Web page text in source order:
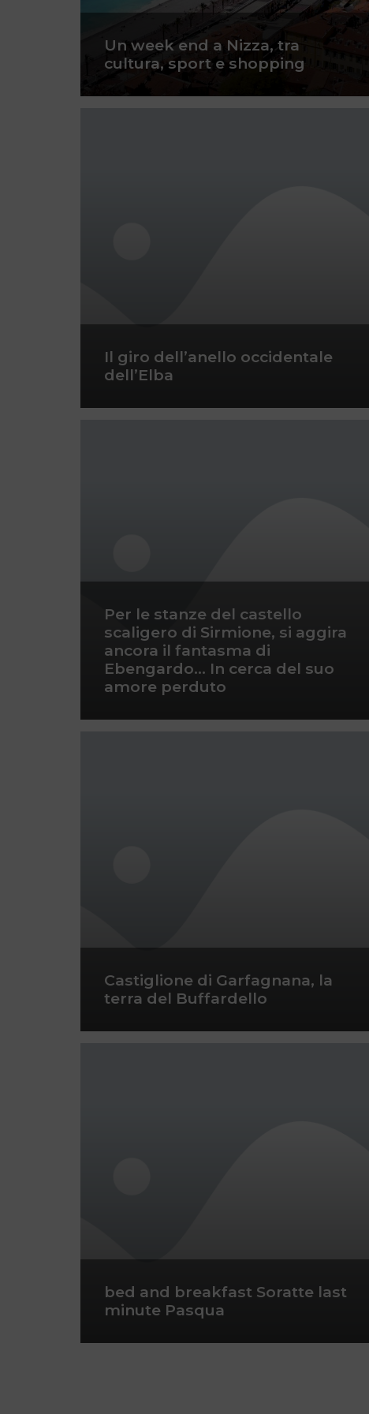
Un week end a Nizza, tra
cultura, sport e shopping
Il giro dell’anello occidentale
dell’Elba
Per le stanze del castello
scaligero di Sirmione, si aggira
ancora il fantasma di
Ebengardo… In cerca del suo
amore perduto
Castiglione di Garfagnana, la
terra del Buffardello
bed and breakfast Soratte last
minute Pasqua